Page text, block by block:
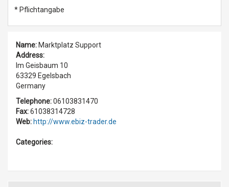
* Pflichtangabe
Name: Marktplatz Support
Address:
Im Geisbaum 10
63329 Egelsbach
Germany
Telephone:06103831470
Fax:61038314728
Web: http://www.ebiz-trader.de
Categories: